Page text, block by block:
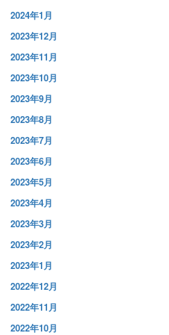
2024年1月
2023年12月
2023年11月
2023年10月
2023年9月
2023年8月
2023年7月
2023年6月
2023年5月
2023年4月
2023年3月
2023年2月
2023年1月
2022年12月
2022年11月
2022年10月